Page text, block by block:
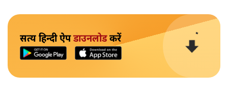
सत्य हिन्दी ऐपडाउनलोडकरें